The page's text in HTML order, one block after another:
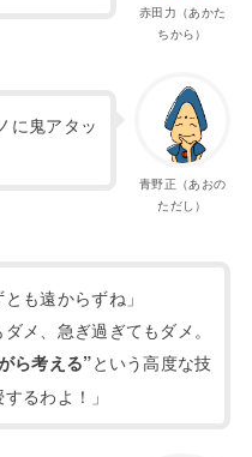
赤田力（あかた
ちから）
青野正（あおの
ただし）
に鬼アタッ
も遠からずね」
メ、急ぎ過ぎてもダメ。
ら考える”という高度な技
るわよ！」